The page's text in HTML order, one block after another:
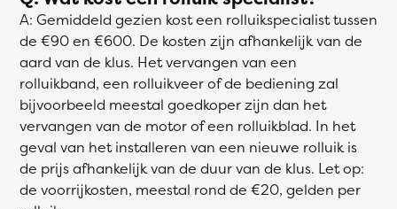
A: Gemiddeld gezien kost een rolluikspecialist tussen
de €90 en €600. De kosten zijn afhankelijk van de
aard van de klus. Het vervangen van een
rolluikband, een rolluikveer of de bediening zal
bijvoorbeeld meestal goedkoper zijn dan het
vervangen van de motor of een rolluikblad. In het
geval van het installeren van een nieuwe rolluik is
de prijs afhankelijk van de duur van de klus. Let op:
de voorrijkosten, meestal rond de €20, gelden per